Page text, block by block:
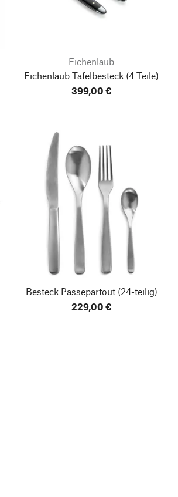
Eichenlaub
Eichenlaub Tafelbesteck (4 Teile)
399,00 €
Besteck Passepartout(24-teilig)
229,00 €